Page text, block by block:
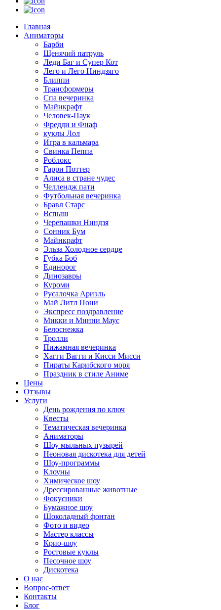
Главная
Аниматоры
Барби
Щенячий патруль
Леди Баг и Супер Кот
Лего и Лего Ниндзяго
Блиппи
Трансформеры
Спа вечеринка
Майнкрафт
Человек-Паук
Фредди и Фнаф
куклы Лол
Игра в кальмара
Свинка Пеппа
Роблокс
Гарри Поттер
Алиса в стране чудес
Челлендж пати
Футбольная вечеринка
Бравл Старс
Вспыш
Черепашки Ниндзя
Сонник Бум
Майнкрафт
Эльза Холодное сердце
Губка Боб
Единорог
Динозавры
Куроми
Русалочка Ариэль
Май Литл Пони
Экспресс поздравление
Микки и Минни Маус
Белоснежка
Тролли
Пижамная вечеринка
Хагги Вагги и Кисси Мисси
Пираты Карибского моря
Праздник в стиле Аниме
Цены
Отзывы
Услуги
День рождения по ключ
Квесты
Тематическая вечеринка
Аниматоры
Шоу мыльных пузырей
Неоновая дискотека для детей
Шоу-программы
Клоуны
Химическое шоу
Дрессированные животные
Фокусники
Бумажное шоу
Шоколадный фонтан
Фото и видео
Мастер классы
Крио-шоу
Ростовые куклы
Песочное шоу
Дискотека
О нас
Вопрос-ответ
Контакты
Блог